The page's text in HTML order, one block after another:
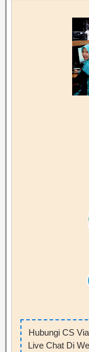
Hubungi CS
Live Chat Di